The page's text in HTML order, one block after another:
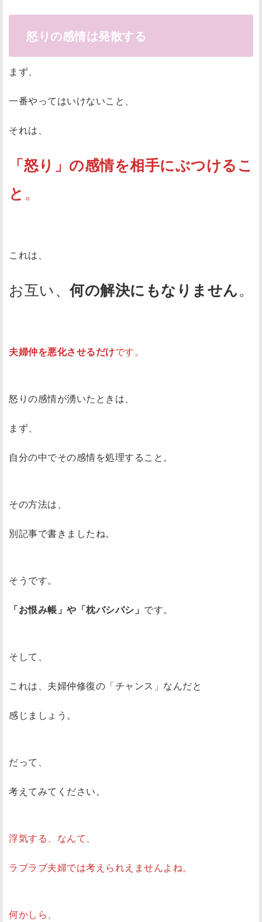
怒りの感情は発散する
まず、
一番やってはいけないこと、
それは、
「怒り」の感情を相手にぶつけるこ
と 。
これは、
お互い、何の解決にもなりません。
夫婦仲を悪化させるだけです。
怒りの感情が湧いたときは、
まず、
自分の中でその感情を処理すること。
その方法は、
別記事で書きましたね。
そうです。
「お恨み帳」や「枕バシバシ」 です。
そして、
これは、夫婦仲修復の「チャンス」なんだと
感じましょう。
だって、
考えてみてください。
浮気する、なんて、
ラブラブ夫婦では考えられえませんよね。
何かしら、